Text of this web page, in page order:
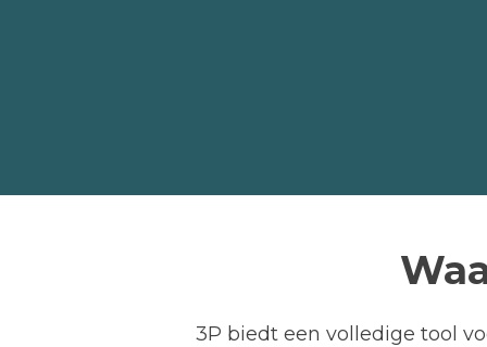
3P biedt een volledige tool